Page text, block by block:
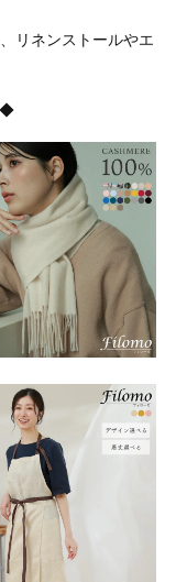
リネンストールやエ
◆